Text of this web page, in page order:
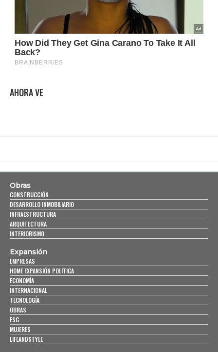
AHORA VE
Obras
CONSTRUCCIÓN
DESARROLLO INMOBILIARIO
INFRAESTRUCTURA
ARQUITECTURA
INTERIORISMO
Expansión
EMPRESAS
HOME EXPANSIÓN POLITICA
ECONOMÍA
INTERNACIONAL
TECNOLOGÍA
OBRAS
ESG
MUJERES
LIFEANDSTYLE